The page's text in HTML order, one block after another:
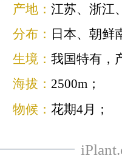
产地： 江苏、浙江
分布： 日本、朝鲜
生境： 我国特有，
海拔： 2500m；
物候： 花期4月；